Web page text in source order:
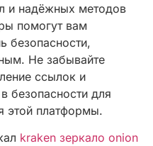
и надёжных методов
помогут вам
безопасности,
Не забывайте
ссылок и
безопасности для
этой платформы.
kraken зеркало onion